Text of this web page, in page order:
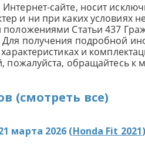
сайте, носит
и ни при каких условиях
Статьи 437
Для получения подробной
и
пожалуйста, обращайтесь к
(смотреть все)
марта 2026 (Honda Fit 2021